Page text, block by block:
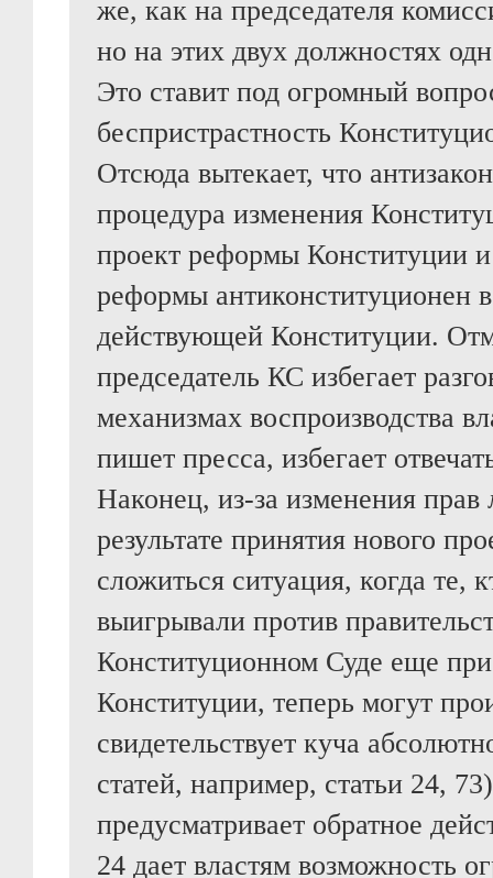
же, как на председателя
но на этих двух должностях
Это ставит под огромный
беспристрастность
Отсюда вытекает, что
процедура изменения
проект реформы Конституции
реформы антиконституционен
действующей Конституции.
председатель КС избегает
механизмах воспроизводства
пишет пресса, избегает
Наконец, из-за изменения прав
результате принятия нового
сложиться ситуация, когда те,
выигрывали против
Конституционном Суде еще
Конституции, теперь могут
свидетельствует куча
статей, например, статьи 24,
предусматривает обратное
24 дает властям возможность